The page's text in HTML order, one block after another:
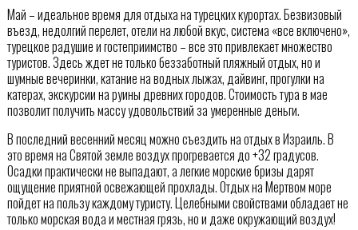
Май – идеальное время для отдыха на турецких курортах. Безвизовый
въезд, недолгий перелет, отели на любой вкус, система «все включено»,
турецкое радушие и гостеприимство – все это привлекает множество
туристов. Здесь ждет не только беззаботный пляжный отдых, но и
шумные вечеринки, катание на водных лыжах, дайвинг, прогулки на
катерах, экскурсии на руины древних городов. Стоимость тура в мае
позволит получить массу удовольствий за умеренные деньги.
В последний весенний месяц можно съездить на отдых в Израиль. В
это время на Святой земле воздух прогревается до +32 градусов.
Осадки практически не выпадают, а легкие морские бризы дарят
ощущение приятной освежающей прохлады. Отдых на Мертвом море
пойдет на пользу каждому туристу. Целебными свойствами обладает не
только морская вода и местная грязь, но и даже окружающий воздух!